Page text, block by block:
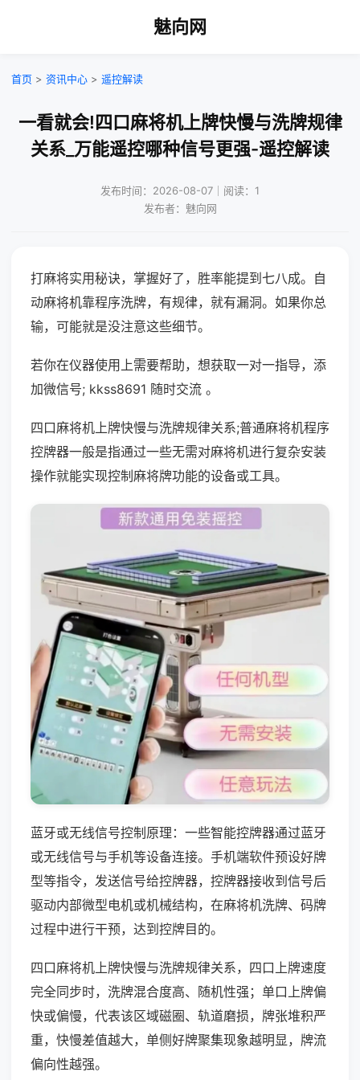
魅向网
首页 > 资讯中心 > 遥控解读
一看就会!四口麻将机上牌快慢与洗牌规律
关系_万能遥控哪种信号更强-遥控解读
发布时间：2026-08-07｜阅读：1
发布者：魅向网
打麻将实用秘诀，掌握好了，胜率能提到七八成。自
动麻将机靠程序洗牌，有规律，就有漏洞。如果你总
输，可能就是没注意这些细节。
若你在仪器使用上需要帮助，想获取一对一指导，添
加微信号; kkss8691 随时交流 。
四口麻将机上牌快慢与洗牌规律关系;普通麻将机程序
控牌器一般是指通过一些无需对麻将机进行复杂安装
操作就能实现控制麻将牌功能的设备或工具。
蓝牙或无线信号控制原理：一些智能控牌器通过蓝牙
或无线信号与手机等设备连接。手机端软件预设好牌
型等指令，发送信号给控牌器，控牌器接收到信号后
驱动内部微型电机或机械结构，在麻将机洗牌、码牌
过程中进行干预，达到控牌目的。
四口麻将机上牌快慢与洗牌规律关系，四口上牌速度
完全同步时，洗牌混合度高、随机性强；单口上牌偏
快或偏慢，代表该区域磁圈、轨道磨损，牌张堆积严
重，快慢差值越大，单侧好牌聚集现象越明显，牌流
偏向性越强。